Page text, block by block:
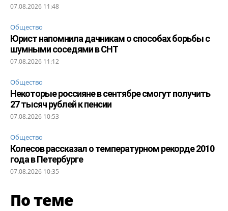
07.08.2026 11:48
Общество
Юрист напомнила дачникам о способах борьбы с
шумными соседями в СНТ
07.08.2026 11:12
Общество
Некоторые россияне в сентябре смогут получить
27 тысяч рублей к пенсии
07.08.2026 10:53
Общество
Колесов рассказал о температурном рекорде 2010
года в Петербурге
07.08.2026 10:35
По теме